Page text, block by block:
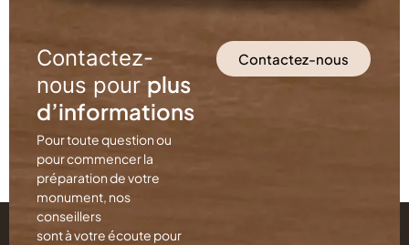
Contactez-
nous pour plus
d’informations
Pour toute question ou
pour commencer la
préparation de votre
monument, nos
conseillers
sont à votre écoute pour
Contactez-nous